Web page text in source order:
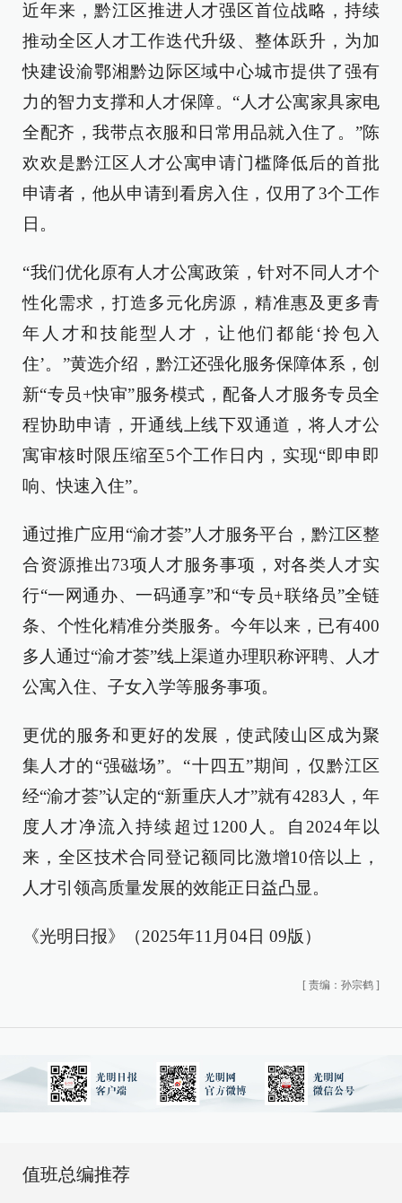
近年来，黔江区推进人才强区首位战略，持续
推动全区人才工作迭代升级、整体跃升，为加
快建设渝鄂湘黔边际区域中心城市提供了强有
力的智力支撑和人才保障。“人才公寓家具家电
全配齐，我带点衣服和日常用品就入住了。”陈
欢欢是黔江区人才公寓申请门槛降低后的首批
申请者，他从申请到看房入住，仅用了3个工作
日。
“我们优化原有人才公寓政策，针对不同人才个
性化需求，打造多元化房源，精准惠及更多青
年人才和技能型人才，让他们都能‘拎包入
住’。”黄选介绍，黔江还强化服务保障体系，创
新“专员+快审”服务模式，配备人才服务专员全
程协助申请，开通线上线下双通道，将人才公
寓审核时限压缩至5个工作日内，实现“即申即
响、快速入住”。
通过推广应用“渝才荟”人才服务平台，黔江区整
合资源推出73项人才服务事项，对各类人才实
行“一网通办、一码通享”和“专员+联络员”全链
条、个性化精准分类服务。今年以来，已有400
多人通过“渝才荟”线上渠道办理职称评聘、人才
公寓入住、子女入学等服务事项。
更优的服务和更好的发展，使武陵山区成为聚
集人才的“强磁场”。“十四五”期间，仅黔江区
经“渝才荟”认定的“新重庆人才”就有4283人，年
度人才净流入持续超过1200人。自2024年以
来，全区技术合同登记额同比激增10倍以上，
人才引领高质量发展的效能正日益凸显。
《光明日报》（2025年11月04日 09版）
[ 责编：孙宗鹤 ]
值班总编推荐